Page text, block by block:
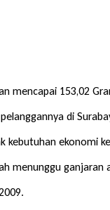
mencapai 153,02
di
ekonomi
menunggu ganjaran